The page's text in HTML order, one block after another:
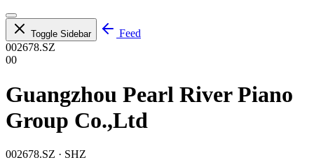
Toggle Sidebar
Feed
002678.SZ
00
Guangzhou Pearl River Piano
Group Co.,Ltd
002678.SZ · SHZ